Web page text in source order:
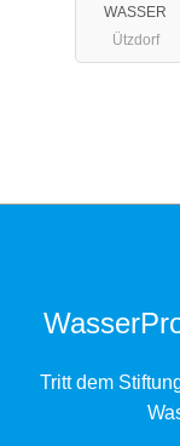
Liepnitzsee
WASSER
Ützdorf
Tritt dem